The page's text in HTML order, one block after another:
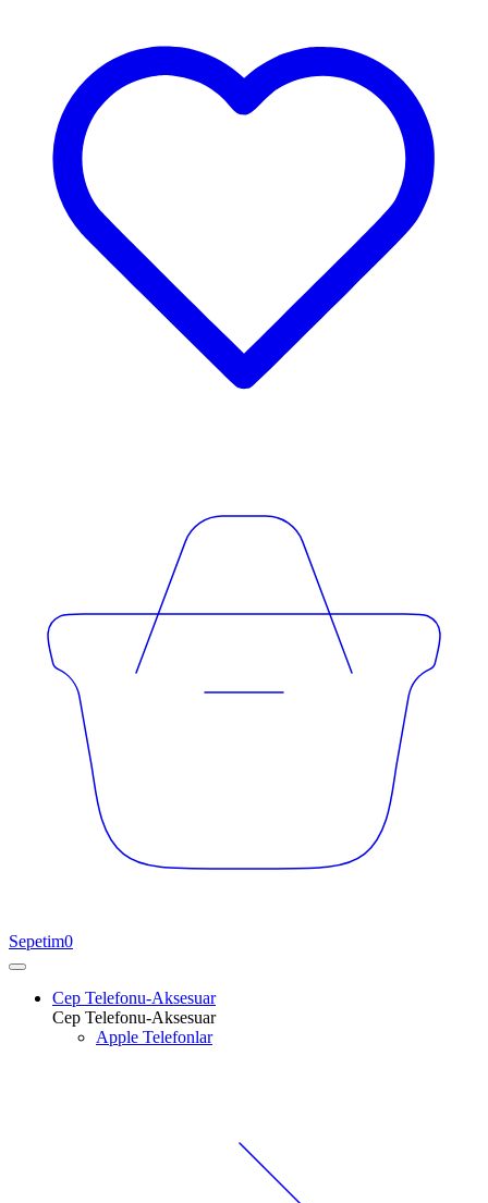
Sepetim0
Cep Telefonu-Aksesuar
Cep Telefonu-Aksesuar
Apple Telefonlar